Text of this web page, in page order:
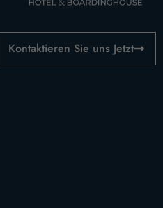
Kontaktieren Sie uns Jetzt